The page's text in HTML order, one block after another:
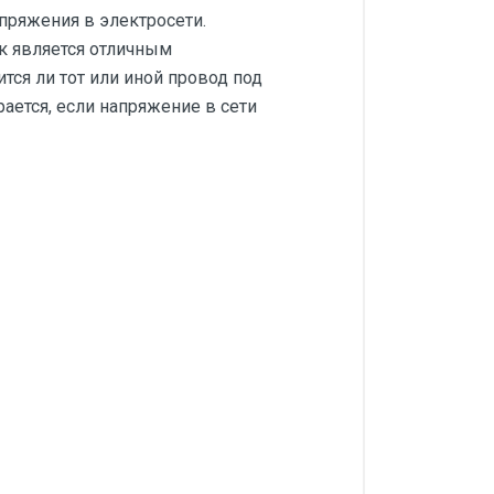
в электросети.
является отличным
ли тот или иной провод под
если напряжение в сети